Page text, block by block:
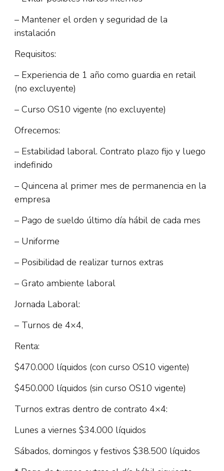
– Mantener el orden y seguridad de la
instalación
Requisitos:
– Experiencia de 1 año como guardia en retail
(no excluyente)
– Curso OS10 vigente (no excluyente)
Ofrecemos:
– Estabilidad laboral. Contrato plazo fijo y luego
indefinido
– Quincena al primer mes de permanencia en la
empresa
– Pago de sueldo último día hábil de cada mes
– Uniforme
– Posibilidad de realizar turnos extras
– Grato ambiente laboral
Jornada Laboral:
– Turnos de 4×4,
Renta:
$470.000 líquidos (con curso OS10 vigente)
$450.000 líquidos (sin curso OS10 vigente)
Turnos extras dentro de contrato 4×4:
Lunes a viernes $34.000 líquidos
Sábados, domingos y festivos $38.500 líquidos